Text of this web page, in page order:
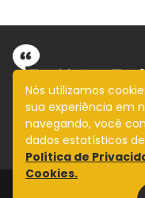
Informação com
SIGA
Nós utilizamos
sua experiência em
navegando, você
dados estatísticos
Política de
Cookies.